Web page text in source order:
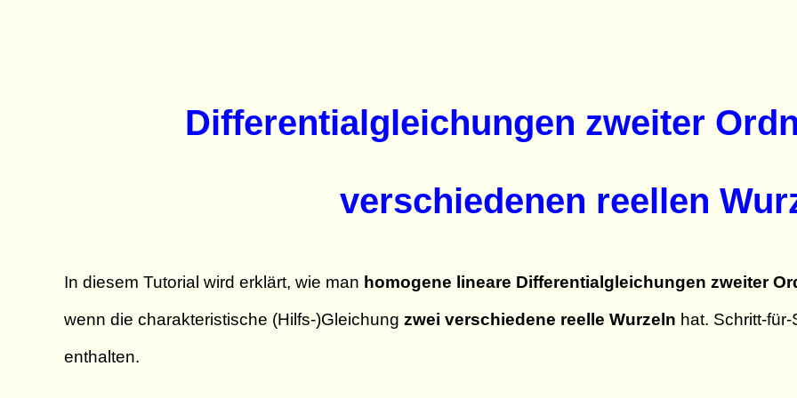
Differentialgleichungen zweiter
verschiedenen reellen
In diesem Tutorial wird erklärt, wie man homogene lineare Differentialgleichungen zweiter
wenn die charakteristische (Hilfs-)Gleichung zwei verschiedene reelle Wurzeln hat. Schritt-
enthalten.